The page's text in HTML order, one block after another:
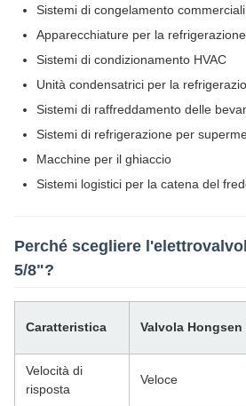
Sistemi di congelamento commerciali
Apparecchiature per la
Sistemi di condizionamento HVAC
Unità condensatrici per la
Sistemi di raffreddamento delle
Sistemi di refrigerazione per
Macchine per il ghiaccio
Sistemi logistici per la catena del
Perché scegliere
5/8"?
Caratteristica Valvola Hongsen
Velocità di
risposta
Veloce